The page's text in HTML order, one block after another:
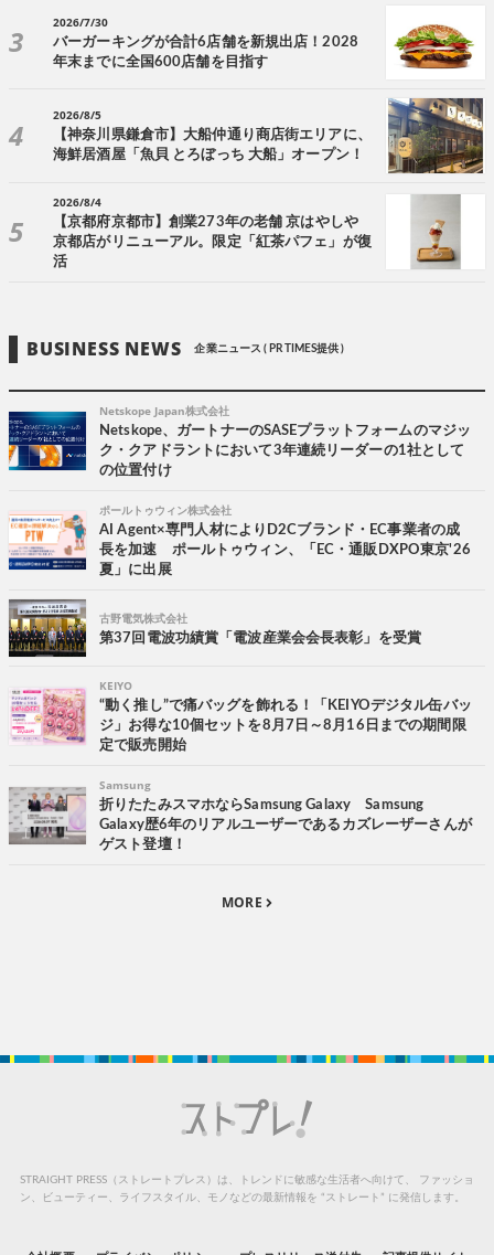
2026/7/30
バーガーキングが合計6店舗を新規出店！2028
年末までに全国600店舗を目指す
2026/8/5
【神奈川県鎌倉市】大船仲通り商店街エリアに、
海鮮居酒屋「魚貝 とろぼっち 大船」オープン！
2026/8/4
【京都府京都市】創業273年の老舗 京はやしや
京都店がリニューアル。限定「紅茶パフェ」が復
活
BUSINESS NEWS 企業ニュース ( PR TIMES提供 )
Netskope Japan株式会社
Netskope、ガートナーのSASEプラットフォームのマジッ
ク・クアドラントにおいて3年連続リーダーの1社として
の位置付け
ポールトゥウィン株式会社
AI Agent×専門人材によりD2Cブランド・EC事業者の成
長を加速 ポールトゥウィン、「EC・通販DXPO東京'26
夏」に出展
古野電気株式会社
第37回電波功績賞「電波産業会会長表彰」を受賞
KEIYO
“動く推し”で痛バッグを飾れる！「KEIYOデジタル缶バッ
ジ」お得な10個セットを8月7日～8月16日までの期間限
定で販売開始
Samsung
折りたたみスマホならSamsung Galaxy Samsung
Galaxy歴6年のリアルユーザーであるカズレーザーさんが
ゲスト登壇！
MORE
STRAIGHT PRESS（ストレートプレス）は、トレンドに敏感な生活者へ向けて、
ファッショ
ン、ビューティー、ライフスタイル、モノなどの最新情報を “ストレート” に発信します。